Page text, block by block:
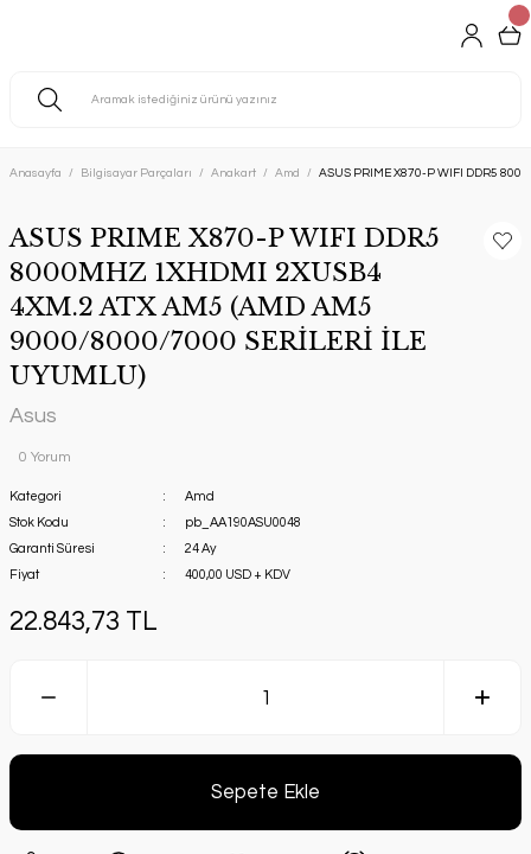
Anasayfa Bilgisayar Parçaları Anakart Amd ASUS PRIME X870-P WIFI DDR5
ASUS PRIME X870-P WIFI DDR5
8000MHZ 1XHDMI 2XUSB4
4XM.2 ATX AM5 (AMD AM5
9000/8000/7000 SERİLERİ İLE
UYUMLU)
Asus
0 Yorum
Kategori
Amd
Stok Kodu
pb_AA190ASU0048
Garanti Süresi
24 Ay
Fiyat
400,00 USD + KDV
22.843,73 TL
Sepete Ekle